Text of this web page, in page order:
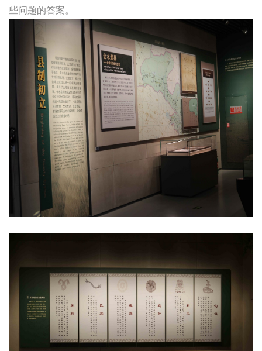
些问题的答案。